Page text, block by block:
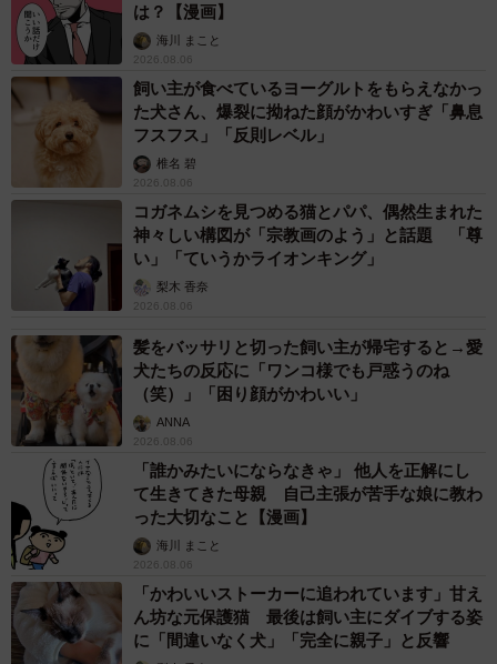
人生の働く時間が占める割合は非常に大きいものですよ
ね。だからこそ、軸や芯をしっかり理解し、できるだけ幸
せでいられる比率を高められるようにしたいところです。
好きなことに没頭できて、それでいて給料がもらえて、か
つ周囲からも期待されたり、喜ばれることほど嬉しいこと
はありません。
―そうして自分の強みや軸を見出したとして、それを活か
せる心地よい職場とはどのように見つけられるものでしょ
言うのは簡単でも、実際に見つけ出すのは難しいですよ
ね。ただ、強みを活かせるかどうかは、最終的にはその会
社で働く人々との人間関係によるところが大きいと思いま
す。そして、それは直接出会ってみないことには分かりま
せん。
そして選考を受ける企業の社員の方に何人か出会わせても
らったら、そこで感じた肌感覚、言い換えれば第六感を大
事にしてほしいですね。仕事だけではなく、友人関係など
でも同様ですが、自分と感覚の合う人とは成長しあえる関
係になることができると思います。
は？【漫画】
海川 まこと
2026.08.06
飼い主が食べているヨーグルトをもらえなかっ
た犬さん、爆裂に拗ねた顔がかわいすぎ「鼻息
フスフス」「反則レベル」
椎名 碧
2026.08.06
コガネムシを見つめる猫とパパ、偶然生まれた
神々しい構図が「宗教画のよう」と話題 「尊
い」「ていうかライオンキング」
梨木 香奈
2026.08.06
髪をバッサリと切った飼い主が帰宅すると→愛
犬たちの反応に「ワンコ様でも戸惑うのね
（笑）」「困り顔がかわいい」
ANNA
2026.08.06
「誰かみたいにならなきゃ」 他人を正解にし
て生きてきた母親 自己主張が苦手な娘に教わ
った大切なこと【漫画】
海川 まこと
2026.08.06
「かわいいストーカーに追われています」甘え
ん坊な元保護猫 最後は飼い主にダイブする姿
に「間違いなく犬」「完全に親子」と反響